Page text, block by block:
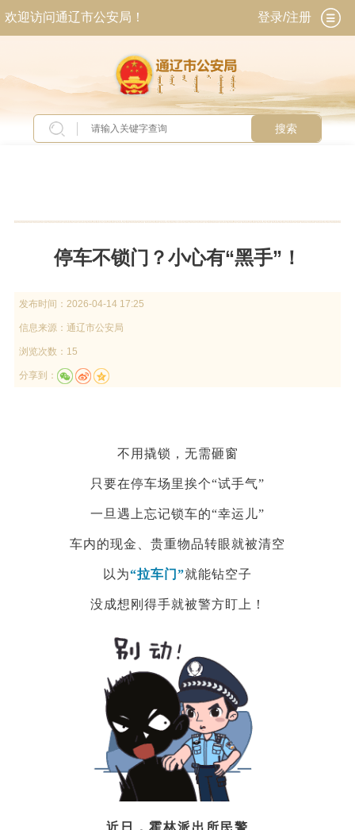
欢迎访问通辽市公安局！ 登录/注册
搜索
停车不锁门？小心有“黑手”！
发布时间： 2026-04-14 17:25
信息来源： 通辽市公安局
浏览次数：15
分享到：
不用撬锁，无需砸窗
只要在停车场里挨个“试手气”
一旦遇上忘记锁车的“幸运儿”
车内的现金、贵重物品转眼就被清空
以为“拉车门 ”就能钻空子
没成想刚得手就被警方盯上！
近日，霍林派出所民警